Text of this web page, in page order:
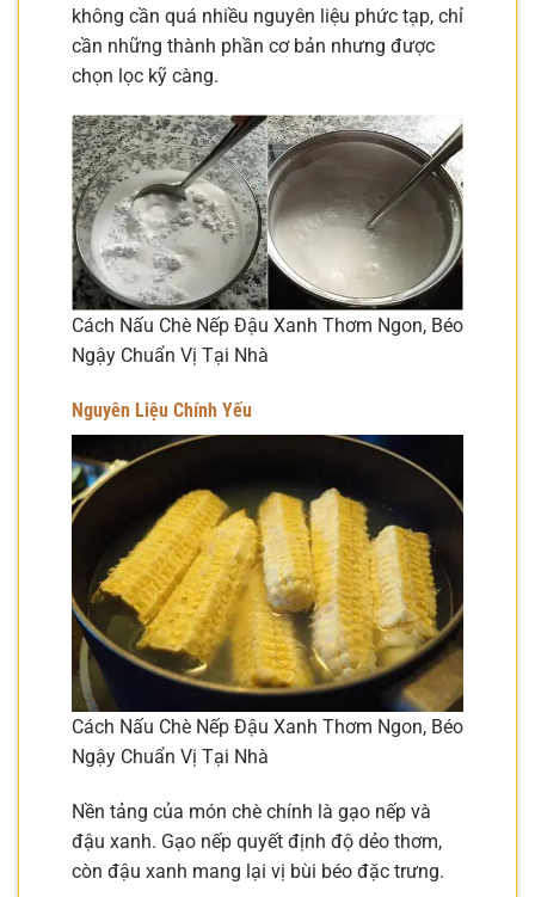
không cần quá nhiều nguyên liệu phức tạp, chỉ
cần những thành phần cơ bản nhưng được
chọn lọc kỹ càng.
Cách Nấu Chè Nếp Đậu Xanh Thơm Ngon, Béo
Ngậy Chuẩn Vị Tại Nhà
Nguyên Liệu Chính Yếu
Cách Nấu Chè Nếp Đậu Xanh Thơm Ngon, Béo
Ngậy Chuẩn Vị Tại Nhà
Nền tảng của món chè chính là gạo nếp và
đậu xanh. Gạo nếp quyết định độ dẻo thơm,
còn đậu xanh mang lại vị bùi béo đặc trưng.